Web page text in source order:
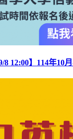
8 12:00】114年10